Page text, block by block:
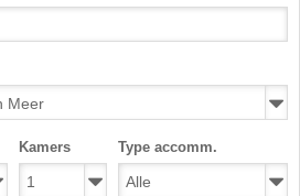
Kamers Type accomm.